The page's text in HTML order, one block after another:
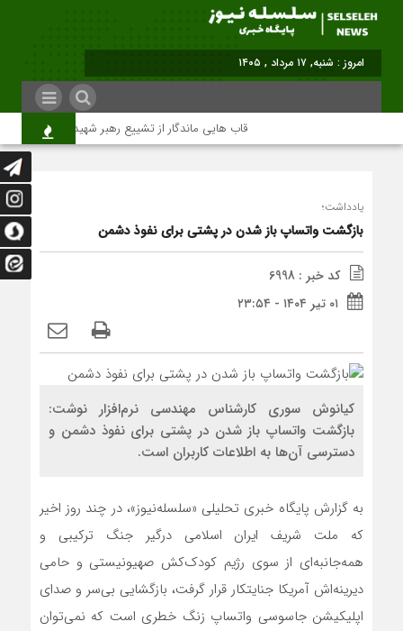
برابر با : Saturday - 8 August - 2
قاب هایی ماندگار از تشییع رهبر شهید در تهران
یادداشت؛
بازگشت واتساپ باز شدن در پشتی برای نفوذ دشمن
کد خبر : 6998
۰۱ تیر ۱۴۰۴ - ۲۳:۵۴
كیانوش سوری کارشناس مهندسی نرم‌افزار نوشت:
بازگشت واتساپ باز شدن در پشتی برای نفوذ دشمن و
دسترسی آن‌ها به اطلاعات کاربران است.
به گزارش پایگاه خبری تحلیلی «سلسله‌نیوز»، در چند روز اخیر
که ملت شریف ایران اسلامی درگیر جنگ ترکیبی و
همه‌جانبه‌ای از سوی رژیم کودک‌کش صهیونیستی و حامی
دیرینه‌اش آمریکا جنایتکار قرار گرفت، بازگشایی بی‌سر و صدای
اپلیکیشن جاسوسی واتساپ زنگ خطری است که نمی‌توان